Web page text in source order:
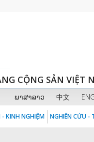
CỘNG SẢN VIỆT
ພາສາລາວ 中文
KINH NGHIỆM NGHIÊN CỨU -